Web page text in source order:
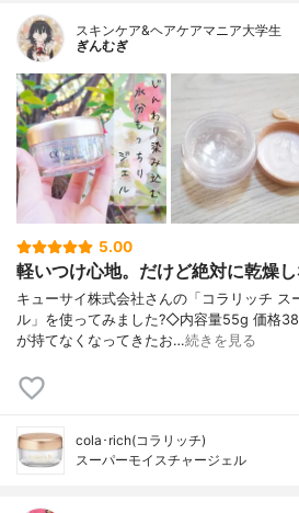
スキンケア&ヘアケアマニア大学生
ぎんむぎ
5.00
軽いつけ心地。だけど絶対に乾燥し
キューサイ株式会社さんの「コラリッチ ス
ル」を使ってみました?◇内容量55g 価格
が持てなくなってきたお…続きを見る
cola･rich(コラリッチ)
スーパーモイスチャージェル